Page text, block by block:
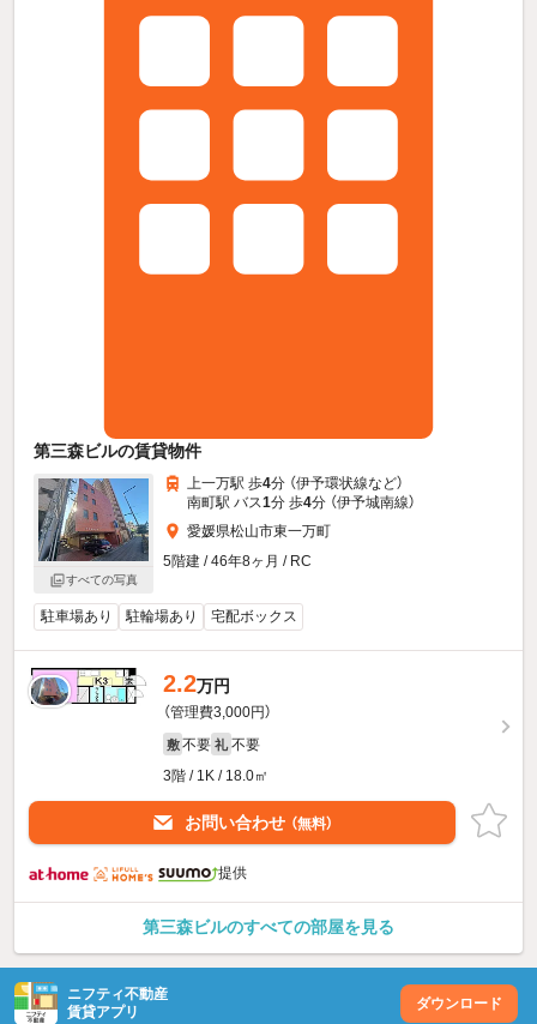
第三森ビルの賃貸物件
すべての写真
上一万駅 歩4分 （伊予環状線など）
南町駅 バス1分 歩4分 （伊予城南線）
愛媛県松山市東一万町
5階建 / 46年8ヶ月 / RC
駐車場あり 駐輪場あり 宅配ボックス
2.2万円
（管理費3,000円）
敷 不要 礼 不要
3階 / 1K / 18.0㎡
お問い合わせ （無料）
提供
第三森ビルのすべての部屋を見る
ニフティ不動産
賃貸アプリ
ダウンロード